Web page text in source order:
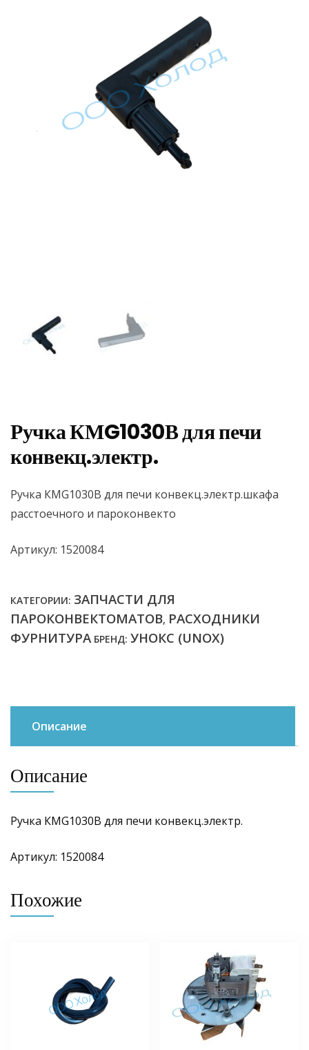
Ручка КМG1030В для печи
конвекц.электр.
Ручка КМG1030В для печи конвекц.электр.шкафа
расстоечного и пароконвекто
Артикул: 1520084
КАТЕГОРИИ: ЗАПЧАСТИ ДЛЯ
ПАРОКОНВЕКТОМАТОВ, РАСХОДНИКИ
ФУРНИТУРА БРЕНД: УНОКС (UNOX)
Описание
Описание
Ручка КМG1030В для печи конвекц.электр.
Артикул: 1520084
Похожие